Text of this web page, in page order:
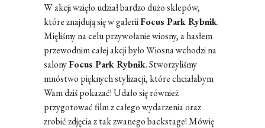
W akcji wzięło udział bardzo dużo sklepów,
które znajdują się w galeriiFocus Park Rybnik.
Mięliśmy na celu przywołanie wiosny, a hasłem
przewodnim całej akcji było Wiosna wchodzi na
salonyFocus Park Rybnik. Stworzyliśmy
mnóstwo pięknych stylizacji, które chciałabym
Wam dziś pokazać! Udało się również
przygotować film z całego wydarzenia oraz
zrobić zdjęcia z tak zwanego backstage! Mówię